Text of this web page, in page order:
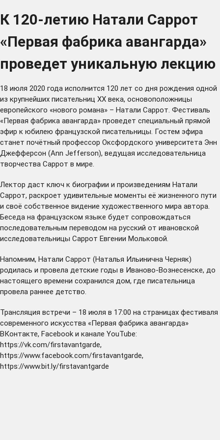
К 120-летию Натали Саррот
«Первая фабрика авангарда»
проведет уникальную лекцию
18 июля 2020 года исполнится 120 лет со дня рождения одной
из крупнейших писательниц XX века, основоположницы
европейского «нового романа» – Натали Саррот. Фестиваль
«Первая фабрика авангарда» проведет специальный прямой
эфир к юбилею французской писательницы. Гостем эфира
станет почётный профессор Оксфордского университета Энн
Джефферсон (Ann Jefferson), ведущая исследовательница
творчества Саррот в мире.
Лектор даст ключ к биографии и произведениям Натали
Саррот, раскроет удивительные моменты её жизненного пути
и своё собственное видение художественного мира автора.
Беседа на французском языке будет сопровождаться
последовательным переводом на русский от ивановской
исследовательницы Саррот Евгении Мольковой.
Напомним, Натали Саррот (Наталья Ильинична Черняк)
родилась и провела детские годы в Иваново-Вознесенске, до
настоящего времени сохранился дом, где писательница
провела раннее детство.
Трансляция встречи – 18 июля в 17:00 на страницах фестиваля
современного искусства «Первая фабрика авангарда»
ВКонтакте, Facebook и канале YouTube:
https://vk.com/firstavantgarde,
https://www.facebook.com/firstavantgarde,
https://www.bit.ly/firstavantgarde